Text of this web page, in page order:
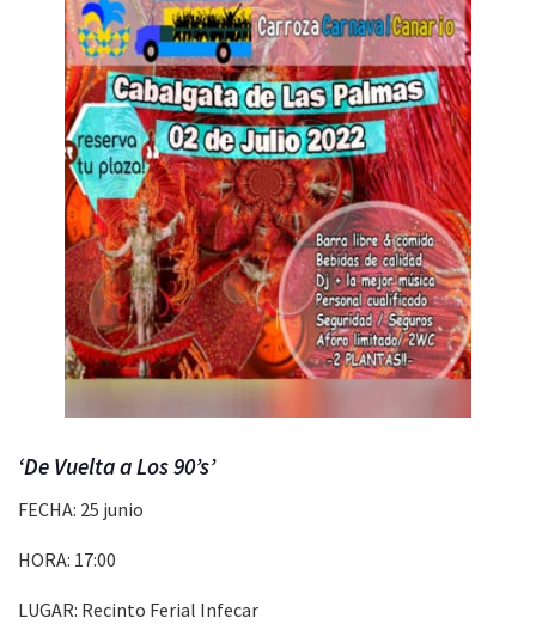
‘De Vuelta a Los 90’s’
FECHA: 25 junio
HORA: 17:00
LUGAR: Recinto Ferial Infecar